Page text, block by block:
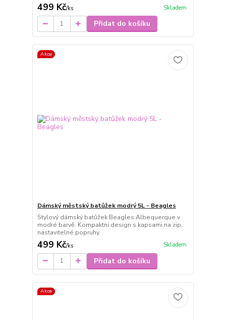
499 Kč/ks Skladem
Přidat do košíku
Akce
Dámský městský batůžek modrý 5L - Beagles
Stylový dámský batůžek Beagles Albequerque v
modré barvě. Kompaktní design s kapsami na zip,
nastavitelné popruhy.
499 Kč/ks Skladem
Přidat do košíku
Akce